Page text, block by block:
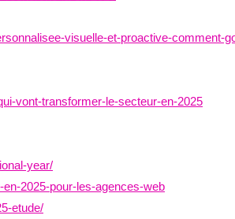
visuelle-et-proactive-comment-
vont-transformer-le-secteur-en-2025
year/
2025-pour-les-agences-web
etude/